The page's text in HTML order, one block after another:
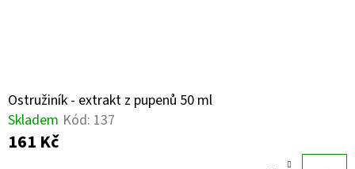
Ostružiník - extrakt z pupenů 50 ml
Skladem Kód: 137
161 Kč